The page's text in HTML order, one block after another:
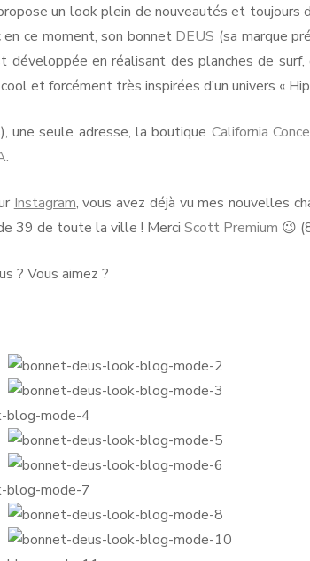
un look plein de nouveautés et toujours
ce moment, son bonnet DEUS (sa marque
développée en réalisant des planches de
et forcément très inspirées d’un univers «
une seule adresse, la boutique California
Instagram, vous avez déjà vu mes nouvelles
39 de toute la ville ! Merci Scott Premium 😉
? Vous aimez ?